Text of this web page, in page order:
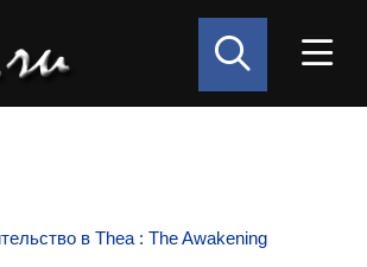
в Thea : The Awakening